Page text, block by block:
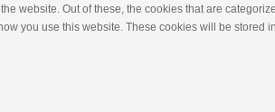
website. Out of these, the cookies that are
you use this website. These cookies will be